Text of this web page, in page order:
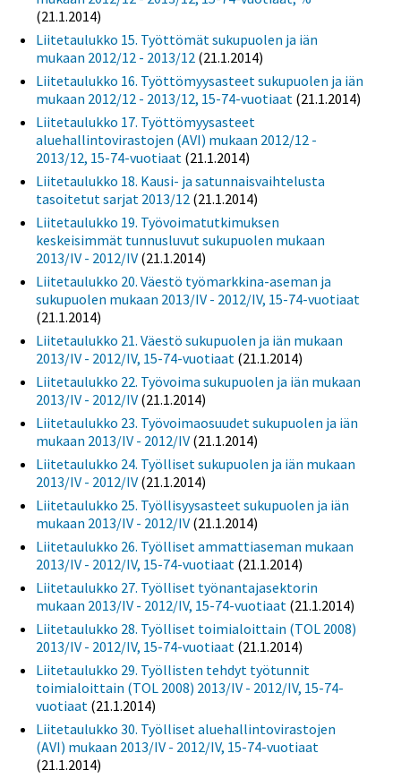
(21.1.2014)
Liitetaulukko 15. Työttömät sukupuolen ja iän
mukaan 2012/12 - 2013/12 (21.1.2014)
Liitetaulukko 16. Työttömyysasteet sukupuolen ja iän
mukaan 2012/12 - 2013/12, 15-74-vuotiaat (21.1.2014)
Liitetaulukko 17. Työttömyysasteet
aluehallintovirastojen (AVI) mukaan 2012/12 -
2013/12, 15-74-vuotiaat (21.1.2014)
Liitetaulukko 18. Kausi- ja satunnaisvaihtelusta
tasoitetut sarjat 2013/12 (21.1.2014)
Liitetaulukko 19. Työvoimatutkimuksen
keskeisimmät tunnusluvut sukupuolen mukaan
2013/IV - 2012/IV (21.1.2014)
Liitetaulukko 20. Väestö työmarkkina-aseman ja
sukupuolen mukaan 2013/IV - 2012/IV, 15-74-vuotiaat
(21.1.2014)
Liitetaulukko 21. Väestö sukupuolen ja iän mukaan
2013/IV - 2012/IV, 15-74-vuotiaat (21.1.2014)
Liitetaulukko 22. Työvoima sukupuolen ja iän mukaan
2013/IV - 2012/IV (21.1.2014)
Liitetaulukko 23. Työvoimaosuudet sukupuolen ja iän
mukaan 2013/IV - 2012/IV (21.1.2014)
Liitetaulukko 24. Työlliset sukupuolen ja iän mukaan
2013/IV - 2012/IV (21.1.2014)
Liitetaulukko 25. Työllisyysasteet sukupuolen ja iän
mukaan 2013/IV - 2012/IV (21.1.2014)
Liitetaulukko 26. Työlliset ammattiaseman mukaan
2013/IV - 2012/IV, 15-74-vuotiaat (21.1.2014)
Liitetaulukko 27. Työlliset työnantajasektorin
mukaan 2013/IV - 2012/IV, 15-74-vuotiaat (21.1.2014)
Liitetaulukko 28. Työlliset toimialoittain (TOL 2008)
2013/IV - 2012/IV, 15-74-vuotiaat (21.1.2014)
Liitetaulukko 29. Työllisten tehdyt työtunnit
toimialoittain (TOL 2008) 2013/IV - 2012/IV, 15-74-
vuotiaat (21.1.2014)
Liitetaulukko 30. Työlliset aluehallintovirastojen
(AVI) mukaan 2013/IV - 2012/IV, 15-74-vuotiaat
(21.1.2014)